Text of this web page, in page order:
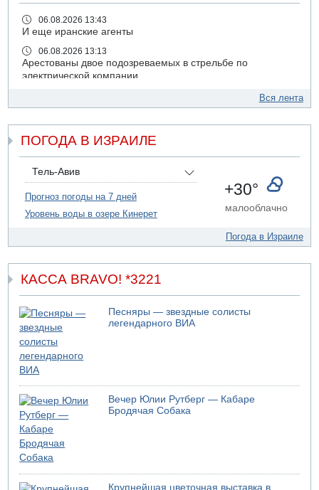
06.08.2026 13:43
И еще иранские агенты
06.08.2026 13:13
Арестованы двое подозреваемых в стрельбе по
электрической компании
Возле Кирьят-Арбы пожар на местности
06.08.2026 12:06
США не будут давить на Израиль в вопросе Ливана
06.08.2026 11:41
Трое подростков ограбили сексшоп в Холоне
Взрыв в Северном Тель-Авиве
06.08.2026 08:11
Израиль провел испытания системы противоракетной
обороны "Хец"
05.08.2026 18:28
МАДА призывает израильтян срочно сдавать кровь
05.08.2026 17:00
Бывший посол Израиля в ООН Гилад Эрдан объявит в
четверг о создании новой политической партии
05.08.2026 13:49
На севере Израиля на берег выбросило тело
05.08.2026 13:32
В России горят новые склады
05.08.2026 10:19
Хуситы сообщают об атаке по Саудовскому танкеру
05.08.2026 10:16
Левые активисты пытались ворваться в офис
Вся лента
ПОГОДА В ИЗРАИЛЕ
Тель-Авив
Прогноз погоды на 7 дней
Уровень воды в озере Кинерет
+30°
малооблачно
Погода в Израиле
КАССА BRAVO! *3221
Песняры — звездные солисты
легендарного ВИА
Вечер Юлии Рутберг — Кабаре
Бродячая Собака
Крупнейшая цветочная выставка в